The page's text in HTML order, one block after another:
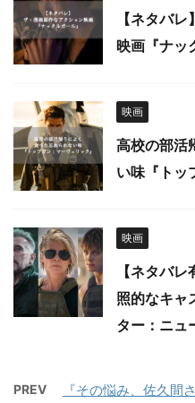
【ネタバ
映画『ナッ
映画
高校の部活
い味『トッ
映画
【ネタバ
照的なキャ
ター：ニュ
PREV
『その悩み、佐久間